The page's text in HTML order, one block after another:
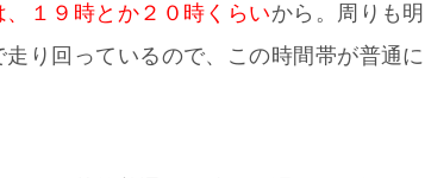
１９時とか２０時くらいから。周りも明
り回っているので、この時間帯が普通に